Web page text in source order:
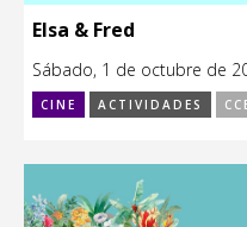
Elsa & Fred
Sábado, 1 de octubre de
CINE ACTIVIDADES